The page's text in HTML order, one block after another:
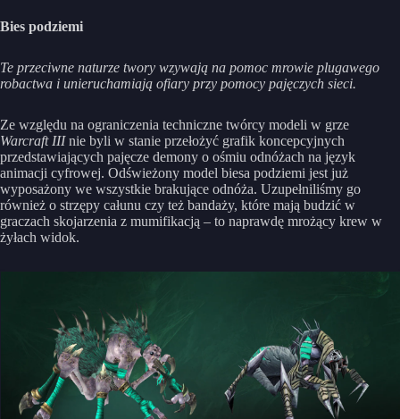
Bies podziemi
Te przeciwne naturze twory wzywają na pomoc mrowie plugawego
robactwa i unieruchamiają ofiary przy pomocy pajęczych sieci.
Ze względu na ograniczenia techniczne twórcy modeli w grze
Warcraft IIInie byli w stanie przełożyć grafik koncepcyjnych
przedstawiających pajęcze demony o ośmiu odnóżach na język
animacji cyfrowej. Odświeżony model biesa podziemi jest już
wyposażony we wszystkie brakujące odnóża. Uzupełniliśmy go
również o strzępy całunu czy też bandaży, które mają budzić w
graczach skojarzenia z mumifikacją – to naprawdę mrożący krew w
żyłach widok.